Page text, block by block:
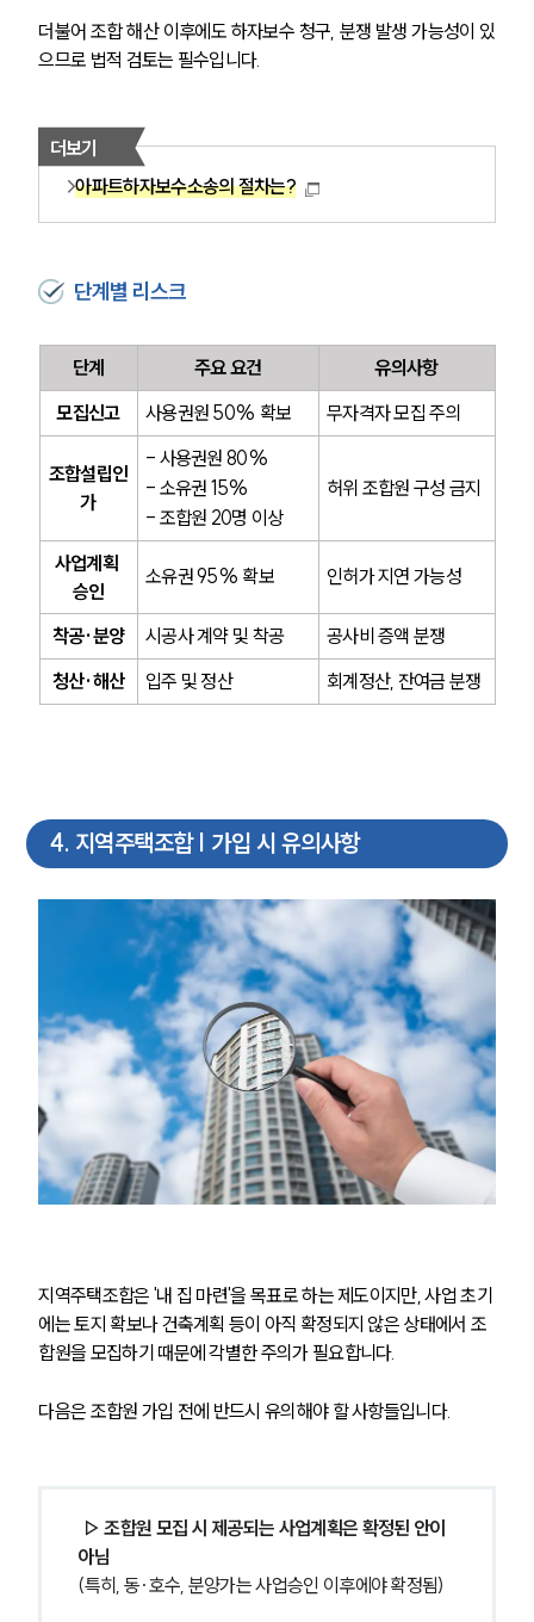
더불어 조합 해산 이후에도 하자보수 청구, 분쟁 발생 가능성이 있
으므로 법적 검토는 필수입니다.
더보기
아파트하자보수소송의 절차는?
단계별 리스크
단계 주요 요건
유의사항
모집신고
사용권원 50% 확보 무자격자 모집 주의
조합설립인
가
- 사용권원 80%
- 소유권 15%
- 조합원 20명 이상
허위 조합원 구성 금지
사업계획
승인
소유권 95% 확보 인허가 지연 가능성
착공·분양 시공사 계약 및 착공
공사비 증액 분쟁
청산·해산
입주 및 정산 회계정산, 잔여금 분쟁
4. 지역주택조합 | 가입 시 유의사항
지역주택조합은 '내 집 마련'을 목표로 하는 제도이지만, 사업 초기
에는 토지 확보나 건축계획 등이 아직 확정되지 않은 상태에서 조
합원을 모집하기 때문에 각별한 주의가 필요합니다.
다음은 조합원 가입 전에 반드시 유의해야 할 사항들입니다.
▷ 조합원 모집 시 제공되는 사업계획은 확정된 안이
아님
(특히, 동·호수, 분양가는 사업승인 이후에야 확정됨)